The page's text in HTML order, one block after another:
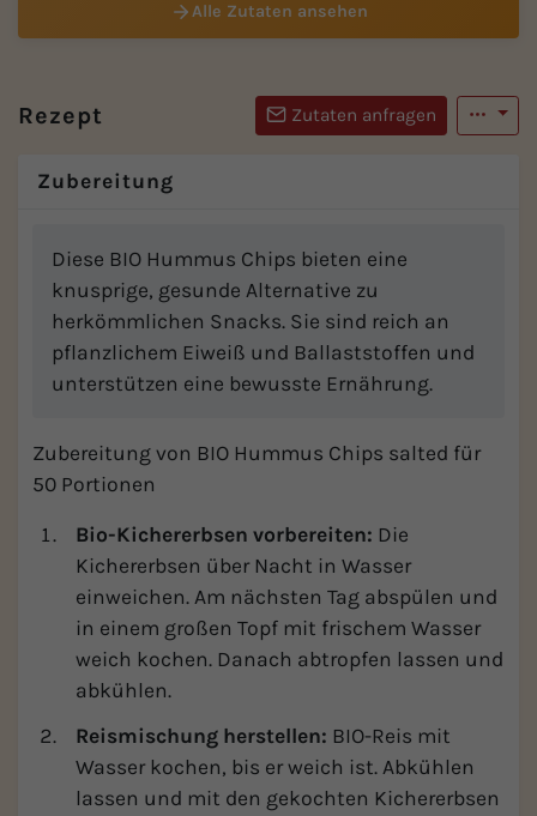
Alle Zutaten ansehen
Rezept Zutaten anfragen
Zubereitung
Diese BIO Hummus Chips bieten eine
knusprige, gesunde Alternative zu
herkömmlichen Snacks. Sie sind reich an
pflanzlichem Eiweiß und Ballaststoffen und
unterstützen eine bewusste Ernährung.
Zubereitung von BIO Hummus Chips salted für
50 Portionen
Bio-Kichererbsen vorbereiten: Die
Kichererbsen über Nacht in Wasser
einweichen. Am nächsten Tag abspülen und
in einem großen Topf mit frischem Wasser
weich kochen. Danach abtropfen lassen und
abkühlen.
Reismischung herstellen: BIO-Reis mit
Wasser kochen, bis er weich ist. Abkühlen
lassen und mit den gekochten Kichererbsen